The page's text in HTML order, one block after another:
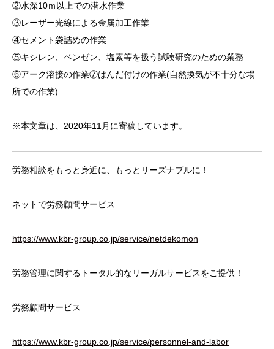
②水深10ｍ以上での潜水作業
③レーザー光線による金属加工作業
④セメント袋詰めの作業
⑤キシレン、ベンゼン、塩素等を扱う試験研究のための業務
⑥アーク溶接の作業⑦はんだ付けの作業(自然換気が不十分な場
所での作業)
※本文章は、2020年11月に寄稿しています。
労務相談をもっと身近に、もっとリーズナブルに！
ネットで労務顧問サービス
https://www.kbr-group.co.jp/service/netdekomon
労務管理に関するトータル的なリーガルサービスをご提供！
労務顧問サービス
https://www.kbr-group.co.jp/service/personnel-and-labor